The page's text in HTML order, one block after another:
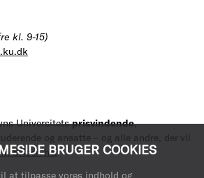
BRUGER COOKIES
at tilpasse vores indhold og
kl. 9-15)
Universitetsprisvindende,
og ansatte – og alle andre, der vil
avisen her.